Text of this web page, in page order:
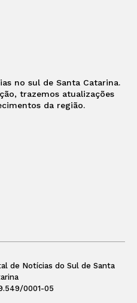
no sul de Santa Catarina.
trazemos atualizações
da região.
de Notícias do Sul de Santa
0001-05